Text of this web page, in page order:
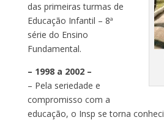
das primeiras turmas de
Educação Infantil – 8ª
série do Ensino
Fundamental.
– 1998 a 2002 –
– Pela seriedade e
compromisso com a
educação, o Insp se torna